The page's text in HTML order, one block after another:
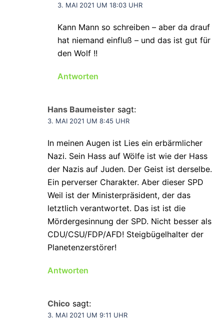
3. MAI 2021 UM 18:03 UHR
Kann Mann so schreiben – aber da drauf
hat niemand einfluß – und das ist gut für
den Wolf !!
Antworten
Hans Baumeister sagt:
3. MAI 2021 UM 8:45 UHR
In meinen Augen ist Lies ein erbärmlicher
Nazi. Sein Hass auf Wölfe ist wie der Hass
der Nazis auf Juden. Der Geist ist derselbe.
Ein perverser Charakter. Aber dieser SPD
Weil ist der Ministerpräsident, der das
letztlich verantwortet. Das ist ist die
Mördergesinnung der SPD. Nicht besser als
CDU/CSU/FDP/AFD! Steigbügelhalter der
Planetenzerstörer!
Antworten
Chico sagt:
3. MAI 2021 UM 9:11 UHR